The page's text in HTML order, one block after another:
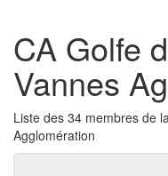
CA Golfe
Vannes
Liste des 34 membres de
Agglomération